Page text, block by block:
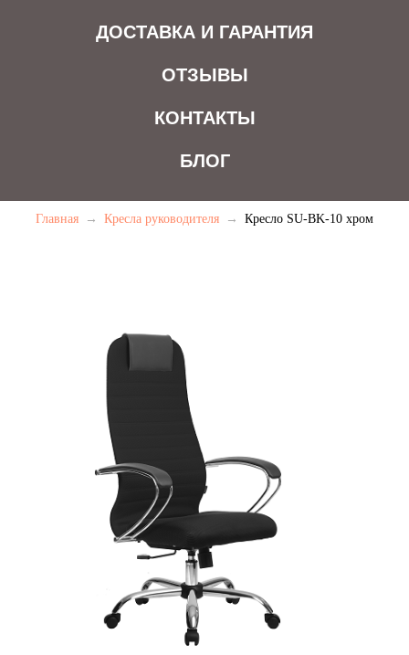
ДОСТАВКА И ГАРАНТИЯ
ОТЗЫВЫ
КОНТАКТЫ
БЛОГ
Главная → Кресла руководителя → Кресло SU-BK-10 хром